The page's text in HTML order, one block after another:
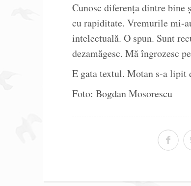
Cunosc diferența dintre bine
cu rapiditate. Vremurile mi-
intelectuală. O spun. Sunt
dezamăgesc. Mă îngrozesc
E gata textul. Motan s-a lipit
Foto: Bogdan Mosorescu